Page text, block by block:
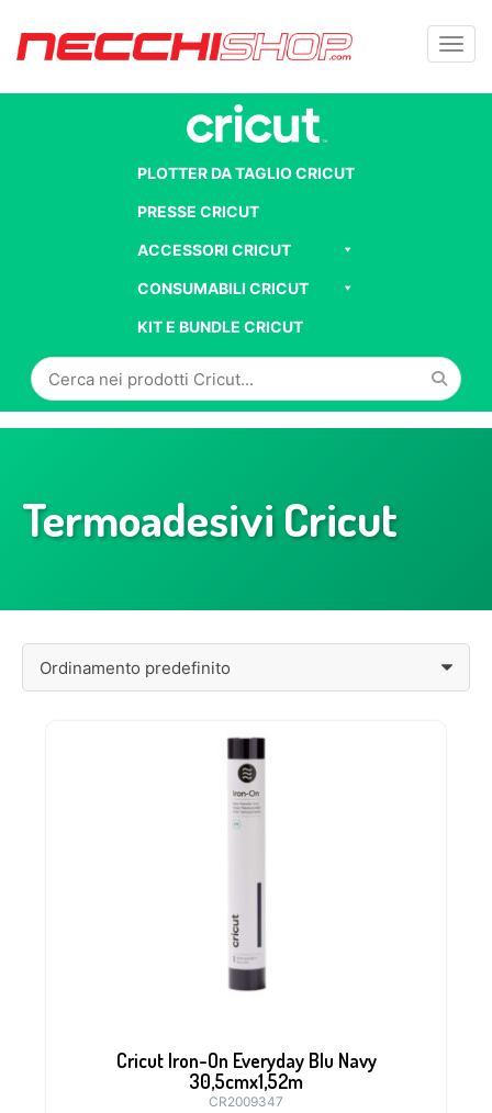
PLOTTER DA TAGLIO CRICUT
PRESSE CRICUT
ACCESSORI CRICUT
CONSUMABILI CRICUT
KIT E BUNDLE CRICUT
Cerca
in
Cricut:
Termoadesivi Cricut
Cricut Iron-On Everyday Blu Navy
30,5cmx1,52m
CR2009347